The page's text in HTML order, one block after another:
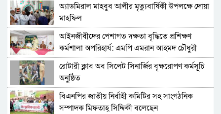
অ্যাডমিরাল মাহবুব আলীর মৃত্যুবার্ষিকী উপলক্ষে দোয়া
মাহফিল
‎আইনজীবীদের পেশাগত দক্ষতা বৃদ্ধিতে প্রশিক্ষণ
কর্মশালা অপরিহার্য: এমপি এমরান আহমদ চৌধুরী
রোটারী ক্লাব অব সিলেট সিনার্জির বৃক্ষরোপণ কর্মসূচি
অনুষ্ঠিত
বিএনপির জাতীয় নির্বাহী কমিটির সহ সাংগঠনিক
সম্পাদক মিফতাহ্ সিদ্দিকী বলেছেন